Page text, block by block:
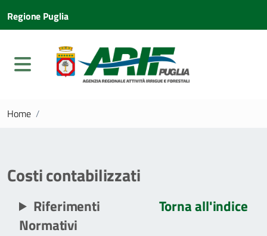
Regione Puglia
Home /
Costi contabilizzati
Torna all'indice
Riferimenti
Normativi